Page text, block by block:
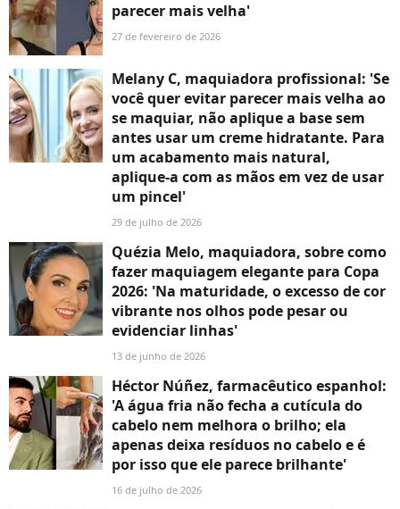
parecer mais velha'
27 de fevereiro de 2026
Melany C, maquiadora profissional: 'Se
você quer evitar parecer mais velha ao
se maquiar, não aplique a base sem
antes usar um creme hidratante. Para
um acabamento mais natural,
aplique-a com as mãos em vez de usar
um pincel'
29 de julho de 2026
Quézia Melo, maquiadora, sobre como
fazer maquiagem elegante para Copa
2026: 'Na maturidade, o excesso de cor
vibrante nos olhos pode pesar ou
evidenciar linhas'
13 de junho de 2026
Héctor Núñez, farmacêutico espanhol:
'A água fria não fecha a cutícula do
cabelo nem melhora o brilho; ela
apenas deixa resíduos no cabelo e é
por isso que ele parece brilhante'
16 de julho de 2026